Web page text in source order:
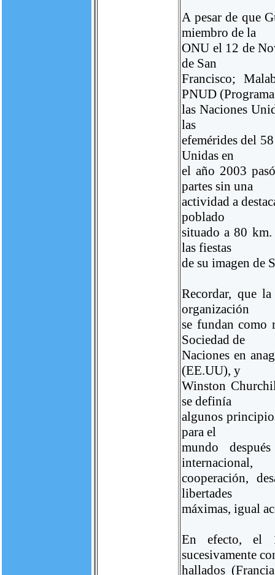
A pesar de que
miembro de la
ONU el 12 de
de San
Francisco;
PNUD
las Naciones
las
efemérides del
Unidas en
el año 2003
partes sin una
actividad a
poblado
situado a 80 km.
las fiestas
de su imagen de
Recordar, que
organización
se fundan como
Sociedad de
Naciones en
(EE.UU), y
Winston
se definía
algunos
para el
mundo
internacional,
cooperación,
libertades
máximas, igual
En efecto, el
sucesivamente
hallados